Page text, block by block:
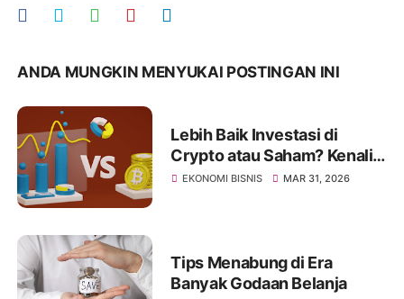
ANDA MUNGKIN MENYUKAI POSTINGAN INI
Lebih Baik Investasi di
Crypto atau Saham? Kenali
Jenis Risikonya Juga
EKONOMI BISNIS MAR 31, 2026
Tips Menabung di Era
Banyak Godaan Belanja